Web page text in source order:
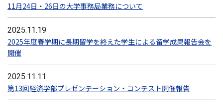
11月24日・26日の大学事務局業務について
2025.11.19
2025年度春学期に長期留学を終えた学生による留学成果報告会を
開催
2025.11.11
第13回経済学部プレゼンテーション・コンテスト開催報告